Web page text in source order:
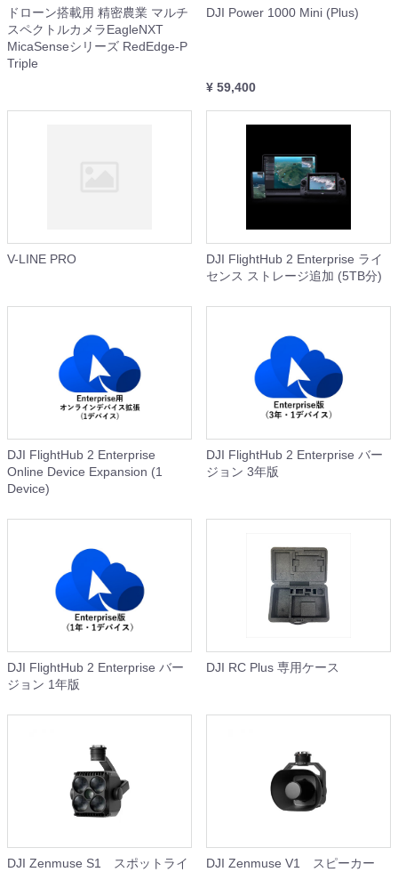
ドローン搭載用 精密農業 マルチ
スペクトルカメラEagleNXT
MicaSenseシリーズ RedEdge-P
Triple
DJI Power 1000 Mini (Plus)
¥ 59,400
V-LINE PRO
DJI FlightHub 2 Enterprise ライ
センス ストレージ追加 (5TB分)
DJI FlightHub 2 Enterprise
Online Device Expansion (1
Device)
DJI FlightHub 2 Enterprise バー
ジョン 3年版
DJI FlightHub 2 Enterprise バー
ジョン 1年版
DJI RC Plus 専用ケース
DJI Zenmuse S1 スポットライ
DJI Zenmuse V1 スピーカー